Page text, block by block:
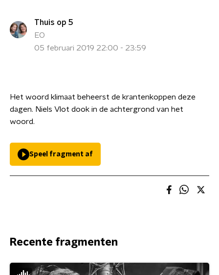
Thuis op 5
EO
05 februari 2019 22:00 - 23:59
Het woord klimaat beheerst de krantenkoppen deze
dagen. Niels Vlot dook in de achtergrond van het
woord.
Speel fragment af
Recente fragmenten